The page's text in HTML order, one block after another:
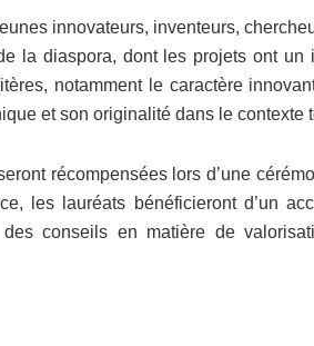
innovateurs, inventeurs,
la diaspora, dont les projets ont un
notamment le caractère
et son originalité dans le contexte
récompensées lors d’une
les lauréats bénéficieront d’un
des conseils en matière de